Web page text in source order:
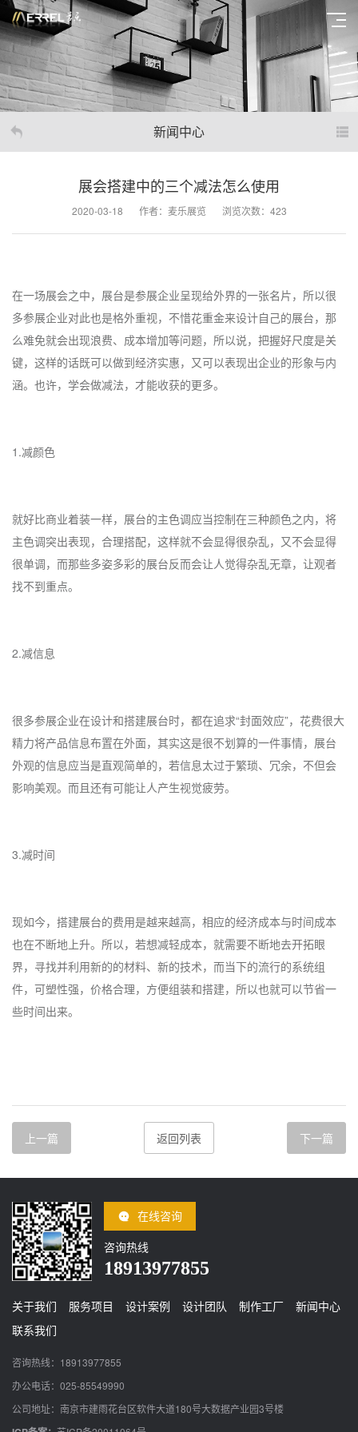
新闻中心
展会搭建中的三个减法怎么使用
2020-03-18 作者：麦乐展览 浏览次数：423
在一场展会之中，展台是参展企业呈现给外界的一张名片，所以很
多参展企业对此也是格外重视，不惜花重金来设计自己的展台，那
么难免就会出现浪费、成本增加等问题，所以说，把握好尺度是关
键，这样的话既可以做到经济实惠，又可以表现出企业的形象与内
涵。也许，学会做减法，才能收获的更多。
1.减颜色
就好比商业着装一样，展台的主色调应当控制在三种颜色之内，将
主色调突出表现，合理搭配，这样就不会显得很杂乱，又不会显得
很单调，而那些多姿多彩的展台反而会让人觉得杂乱无章，让观者
找不到重点。
2.减信息
很多参展企业在设计和搭建展台时，都在追求“封面效应”，花费很大
精力将产品信息布置在外面，其实这是很不划算的一件事情，展台
外观的信息应当是直观简单的，若信息太过于繁琐、冗余，不但会
影响美观。而且还有可能让人产生视觉疲劳。
3.减时间
现如今，搭建展台的费用是越来越高，相应的经济成本与时间成本
也在不断地上升。所以，若想减轻成本，就需要不断地去开拓眼
界，寻找并利用新的的材料、新的技术，而当下的流行的系统组
件，可塑性强，价格合理，方便组装和搭建，所以也就可以节省一
些时间出来。
上一篇 返回列表 下一篇
在线咨询
咨询热线
18913977855
关于我们 服务项目 设计案例 设计团队 制作工厂
新闻中心
联系我们
咨询热线：18913977855
办公电话：025-85549990
公司地址：南京市建雨花台区软件大道180号大数据产业园3号楼